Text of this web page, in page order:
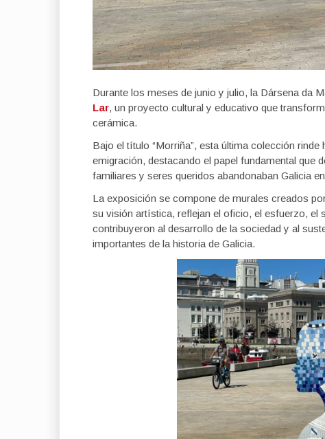
Durante los meses de junio y julio, la Dársena da
Lar, un proyecto cultural y educativo que
cerámica.
Bajo el título “Morriña”, esta última colección
emigración, destacando el papel fundamental que
familiares y seres queridos abandonaban Galicia
La exposición se compone de murales creados
su visión artística, reflejan el oficio, el esfuerzo, el
contribuyeron al desarrollo de la sociedad y al
importantes de la historia de Galicia.